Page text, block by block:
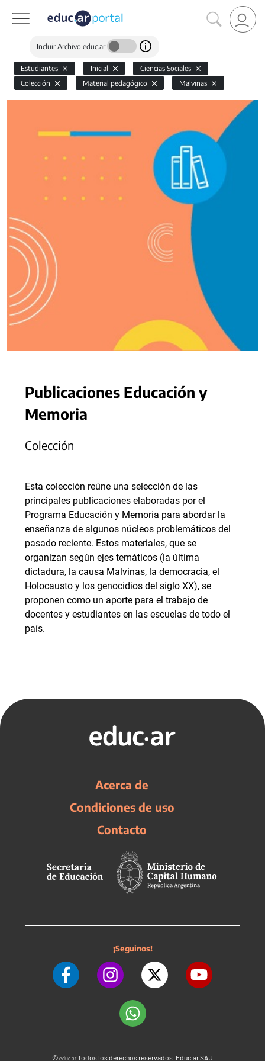
Incluir Archivo educ.ar
Estudiantes Inicial
Ciencias Sociales
Colección
Material pedagógico Malvinas
Publicaciones Educación y
Memoria
Colección
Esta colección reúne una selección de las
principales publicaciones elaboradas por el
Programa Educación y Memoria para abordar la
enseñanza de algunos núcleos problemáticos del
pasado reciente. Estos materiales, que se
organizan según ejes temáticos (la última
dictadura, la causa Malvinas, la democracia, el
Holocausto y los genocidios del siglo XX), se
proponen como un aporte para el trabajo de
docentes y estudiantes en las escuelas de todo el
país.
Acerca de
Condiciones de uso
Contacto
¡Seguinos!
©educ.arTodos los derechos reservados. Educ.ar SAU